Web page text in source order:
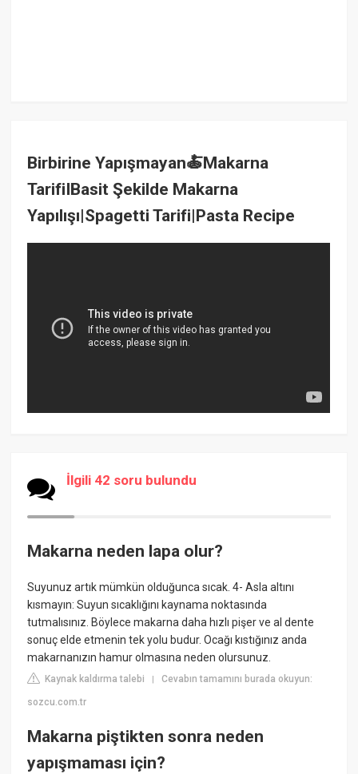
Birbirine Yapışmayan🍝Makarna
TarifiIBasit Şekilde Makarna
Yapılışı|Spagetti Tarifi|Pasta Recipe
İlgili 42 soru bulundu
Makarna neden lapa olur?
Suyunuz artık mümkün olduğunca sıcak. 4- Asla altını
kısmayın: Suyun sıcaklığını kaynama noktasında
tutmalısınız. Böylece makarna daha hızlı pişer ve al dente
sonuç elde etmenin tek yolu budur. Ocağı kıstığınız anda
makarnanızın hamur olmasına neden olursunuz.
Kaynak kaldırma talebi |Cevabın tamamını burada okuyun:
sozcu.com.tr
Makarna piştikten sonra neden
yapışmaması için?